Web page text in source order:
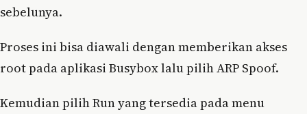
sebelunya.
Proses ini bisa diawali dengan memberikan akses
root pada aplikasi Busybox lalu pilih ARP Spoof.
Kemudian pilih Run yang tersedia pada menu